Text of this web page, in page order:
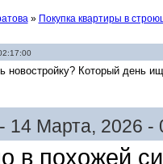
» Покупка квартиры в
новостройку? Который день
- 14 Марта, 2026 -
в похожей